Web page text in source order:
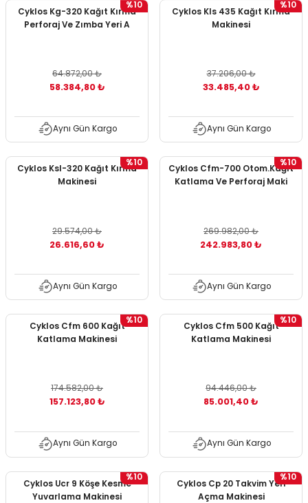
Kartvizit Kutuları
Şikayet ve Öneri Kutuları
Makineleri
ve Perforaj Makineleri
& Tel Dikiş Makineleri
%10
Cyklos Kg-320 Kağıt Kırma
Perforaj Ve Zımba Yeri A
64.872,00 ₺
58.384,80 ₺
Aynı Gün Kargo
%10
Cyklos Kls 435 Kağıt Kırma
Makinesi
37.206,00 ₺
33.485,40 ₺
Aynı Gün Kargo
%10
Cyklos Ksl-320 Kağıt Kırma
Makinesi
29.574,00 ₺
26.616,60 ₺
Aynı Gün Kargo
%10
Cyklos Cfm-700 Otom.Kağıt
Katlama Ve Perforaj Maki
269.982,00 ₺
242.983,80 ₺
Aynı Gün Kargo
%10
Cyklos Cfm 600 Kağıt
Katlama Makinesi
174.582,00 ₺
157.123,80 ₺
Aynı Gün Kargo
%10
Cyklos Cfm 500 Kağıt
Katlama Makinesi
94.446,00 ₺
85.001,40 ₺
Aynı Gün Kargo
%10
Cyklos Ucr 9 Köşe Kesme
Yuvarlama Makinesi
%10
Cyklos Cp 20 Takvim Yeri
Açma Makinesi